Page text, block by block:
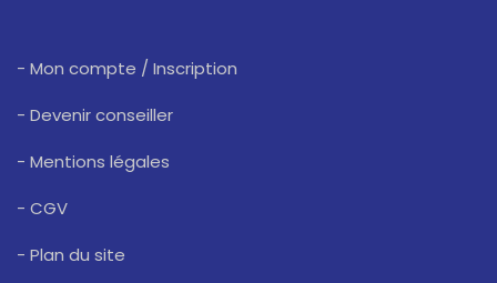
- Mon compte / Inscription
- Devenir conseiller
- Mentions légales
- CGV
- Plan du site